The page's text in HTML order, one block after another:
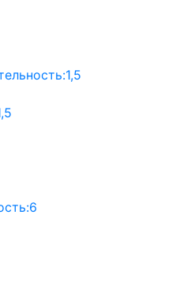
1,5
6